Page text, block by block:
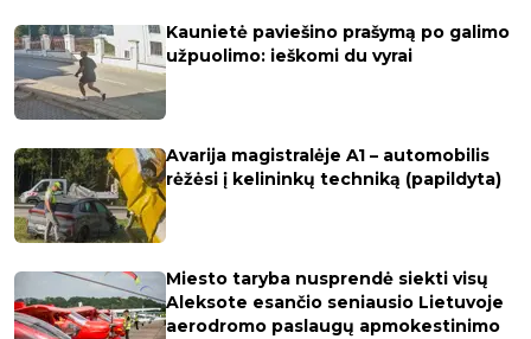
Kaunietė paviešino prašymą po galimo
užpuolimo: ieškomi du vyrai
Avarija magistralėje A1 – automobilis
rėžėsi į kelininkų techniką (papildyta)
Miesto taryba nusprendė siekti visų
Aleksote esančio seniausio Lietuvoje
aerodromo paslaugų apmokestinimo